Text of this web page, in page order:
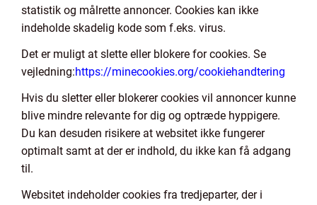
statistik og målrette annoncer. Cookies kan ikke
indeholde skadelig kode som f.eks. virus.
Det er muligt at slette eller blokere for cookies. Se
vejledning:https://minecookies.org/cookiehandtering
Hvis du sletter eller blokerer cookies vil annoncer kunne
blive mindre relevante for dig og optræde hyppigere.
Du kan desuden risikere at websitet ikke fungerer
optimalt samt at der er indhold, du ikke kan få adgang
til.
Websitet indeholder cookies fra tredjeparter, der i